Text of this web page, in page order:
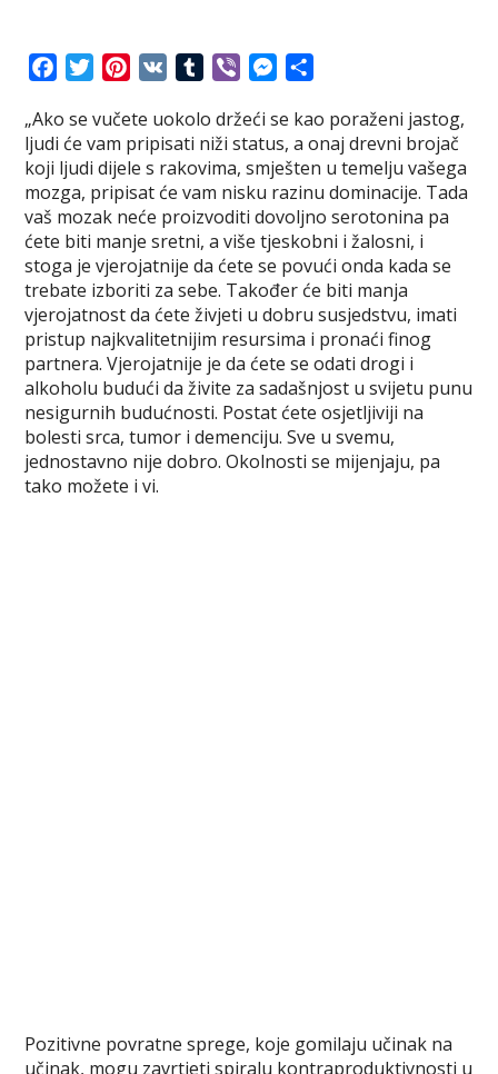
c
e
b
o
o
k
T
i
t
t
e
r
n
t
e
r
e
s
t
m
b
l
r
b
e
r
M
s
s
e
n
g
e
r
a
r
e
„Ako se vučete uokolo držeći se kao poraženi jastog,
ljudi će vam pripisati niži status, a onaj drevni brojač
koji ljudi dijele s rakovima, smješten u temelju vašega
mozga, pripisat će vam nisku razinu dominacije. Tada
vaš mozak neće proizvoditi dovoljno serotonina pa
ćete biti manje sretni, a više tjeskobni i žalosni, i
stoga je vjerojatnije da ćete se povući onda kada se
trebate izboriti za sebe. Također će biti manja
vjerojatnost da ćete živjeti u dobru susjedstvu, imati
pristup najkvalitetnijim resursima i pronaći finog
partnera. Vjerojatnije je da ćete se odati drogi i
alkoholu budući da živite za sadašnjost u svijetu punu
nesigurnih budućnosti. Postat ćete osjetljiviji na
bolesti srca, tumor i demenciju. Sve u svemu,
jednostavno nije dobro. Okolnosti se mijenjaju, pa
tako možete i vi.
Pozitivne povratne sprege, koje gomilaju učinak na
učinak, mogu zavrtjeti spiralu kontraproduktivnosti u